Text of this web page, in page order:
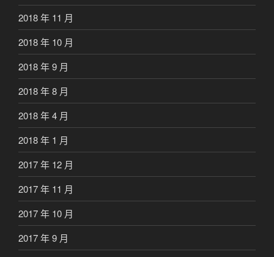
2018 年 11 月
2018 年 10 月
2018 年 9 月
2018 年 8 月
2018 年 4 月
2018 年 1 月
2017 年 12 月
2017 年 11 月
2017 年 10 月
2017 年 9 月